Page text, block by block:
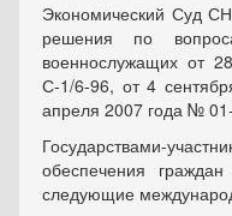
Экономический Суд
решения по
военнослужащих от
С-1/6-96, от 4
апреля 2007 года №
Государствами-
обеспечения
следующие